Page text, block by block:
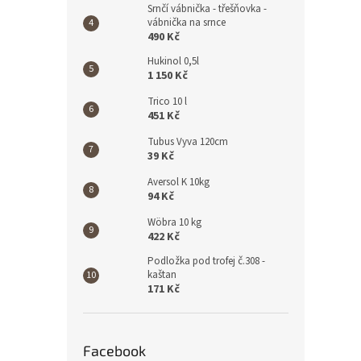
Srnčí vábnička - třešňovka -
vábnička na srnce
490 Kč
Hukinol 0,5l
1 150 Kč
Trico 10 l
451 Kč
Tubus Vyva 120cm
39 Kč
Aversol K 10kg
94 Kč
Wöbra 10 kg
422 Kč
Podložka pod trofej č.308 -
kaštan
171 Kč
Facebook